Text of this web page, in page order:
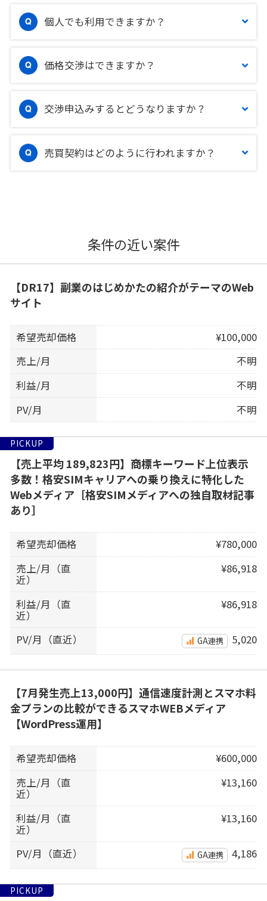
個人でも利用できますか？
価格交渉はできますか？
交渉申込みするとどうなりますか？
売買契約はどのように行われますか？
条件の近い案件
【DR17】副業のはじめかたの紹介がテーマのWeb
サイト
希望売却価格
¥100,000
売上/月
不明
利益/月
不明
PV/月
不明
PICKUP
【売上平均 189,823円】商標キーワード上位表示
多数！格安SIMキャリアへの乗り換えに特化した
Webメディア［格安SIMメディアへの独自取材記事
あり］
希望売却価格
¥780,000
売上/月（直
近）
¥86,918
利益/月（直
近）
¥86,918
PV/月（直近） GA連携 5,020
【7月発生売上13,000円】通信速度計測とスマホ料
金プランの比較ができるスマホWEBメディア
【WordPress運用】
希望売却価格
¥600,000
売上/月（直
近）
¥13,160
利益/月（直
近）
¥13,160
PV/月（直近） GA連携 4,186
PICKUP